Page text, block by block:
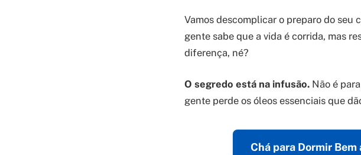
Vamos descomplicar o preparo do seu
gente sabe que a vida é corrida, mas
diferença, né?
O segredo está na infusão. Não é
gente perde os óleos essenciais que
Chá para Dormir